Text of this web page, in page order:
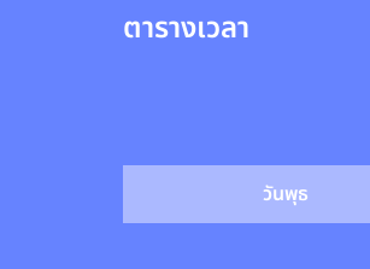
ตารางเวลา
วันพุธ